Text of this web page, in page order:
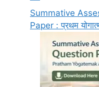
Summative
Paper : प्रथम